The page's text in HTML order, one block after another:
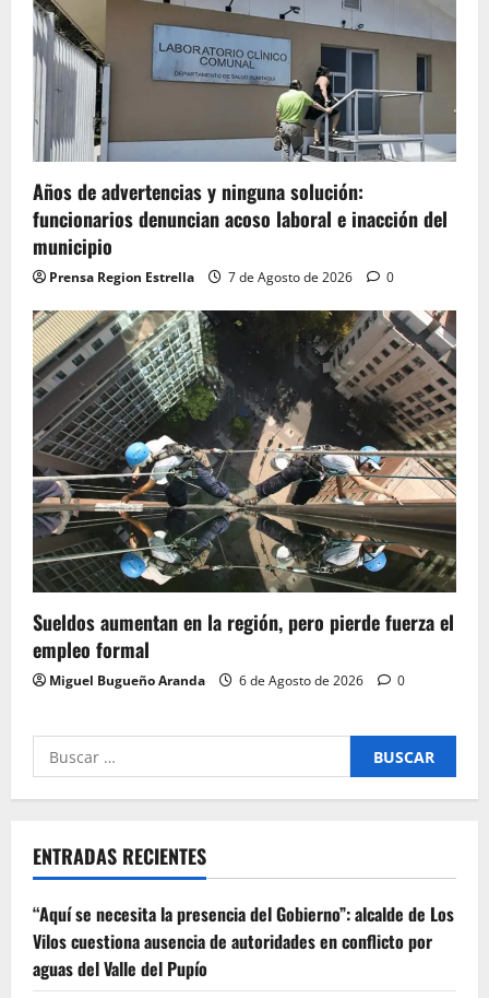
Años de advertencias y ninguna solución:
funcionarios denuncian acoso laboral e inacción del
municipio
Prensa Region Estrella 7 de Agosto de 2026 0
Sueldos aumentan en la región, pero pierde fuerza el
empleo formal
Miguel Bugueño Aranda 6 de Agosto de 2026 0
Buscar
por:
ENTRADAS RECIENTES
“Aquí se necesita la presencia del Gobierno”: alcalde de Los
Vilos cuestiona ausencia de autoridades en conflicto por
aguas del Valle del Pupío